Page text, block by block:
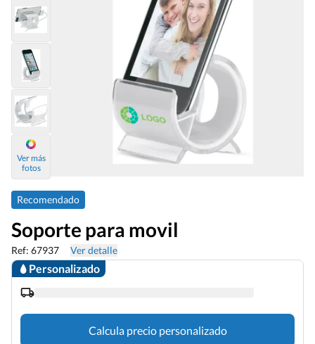
Ver más
fotos
Recomendado
Soporte para movil
Ref: 67937 Ver detalle
Personalizado
Calcula precio personalizado